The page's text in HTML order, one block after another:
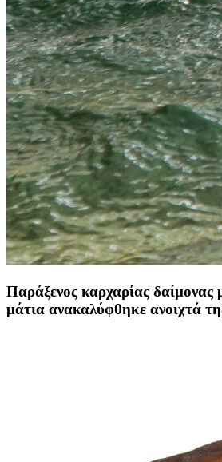
Παράξενος καρχαρίας δαίμονας
μάτια ανακαλύφθηκε ανοιχτά